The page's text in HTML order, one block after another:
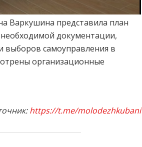
Варкушина представила план
необходимой документации,
выборов самоуправления в
организационные
https://t.me/molodezhkubani